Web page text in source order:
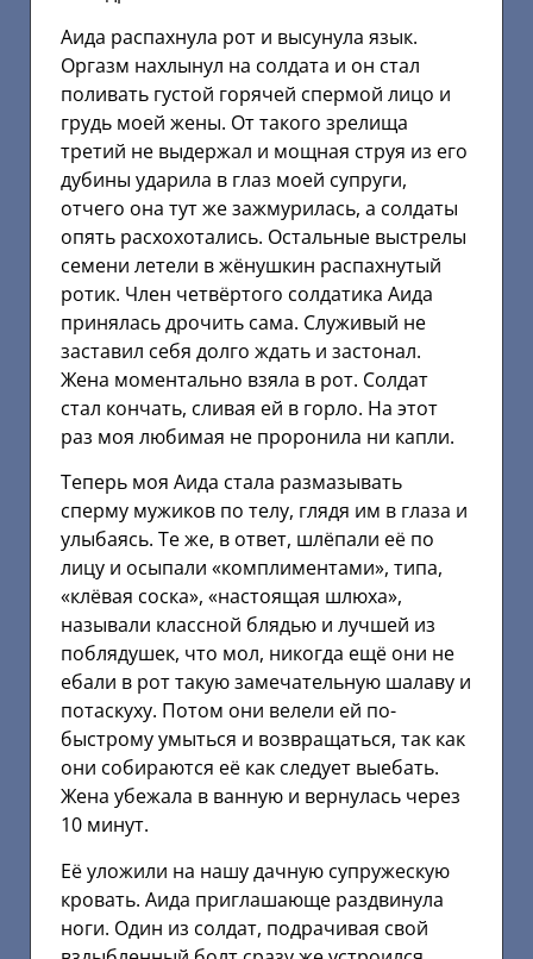
Аида распахнула рот и высунула язык.
Оргазм нахлынул на солдата и он стал
поливать густой горячей спермой лицо и
грудь моей жены. От такого зрелища
третий не выдержал и мощная струя из его
дубины ударила в глаз моей супруги,
отчего она тут же зажмурилась, а солдаты
опять расхохотались. Остальные выстрелы
семени летели в жёнушкин распахнутый
ротик. Член четвёртого солдатика Аида
принялась дрочить сама. Служивый не
заставил себя долго ждать и застонал.
Жена моментально взяла в рот. Солдат
стал кончать, сливая ей в горло. На этот
раз моя любимая не проронила ни капли.
Теперь моя Аида стала размазывать
сперму мужиков по телу, глядя им в глаза и
улыбаясь. Те же, в ответ, шлёпали её по
лицу и осыпали «комплиментами», типа,
«клёвая соска», «настоящая шлюха»,
называли классной блядью и лучшей из
поблядушек, что мол, никогда ещё они не
ебали в рот такую замечательную шалаву и
потаскуху. Потом они велели ей по-
быстрому умыться и возвращаться, так как
они собираются её как следует выебать.
Жена убежала в ванную и вернулась через
10 минут.
Её уложили на нашу дачную супружескую
кровать. Аида приглашающе раздвинула
ноги. Один из солдат, подрачивая свой